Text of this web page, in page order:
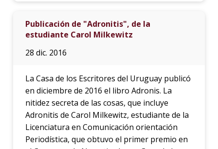
Publicación de "Adronitis", de la
estudiante Carol Milkewitz
28 dic. 2016
La Casa de los Escritores del Uruguay publicó
en diciembre de 2016 el libro Adronis. La
nitidez secreta de las cosas, que incluye
Adronitis de Carol Milkewitz, estudiante de la
Licenciatura en Comunicación orientación
Periodística, que obtuvo el primer premio en